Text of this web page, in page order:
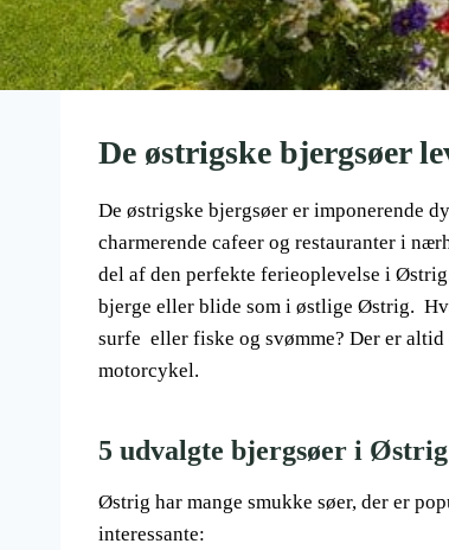
De østrigske bjergsøer
De østrigske bjergsøer er imponerende
charmerende cafeer og restauranter i
del af den perfekte ferieoplevelse i
bjerge eller blide som i østlige Østrig.
surfe eller fiske og svømme? Der er
motorcykel.
5 udvalgte bjergsøer i
Østrig har mange smukke søer, der er
interessante: